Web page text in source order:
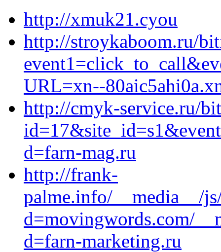
http://xmuk21.cyou
http://stroykaboom.ru/
URL=xn--
http://cmyk-service.ru/
d=farn-mag.ru
http://frank-
palme.info/__media__/
d=movingwords.com/
d=farn-marketing.ru